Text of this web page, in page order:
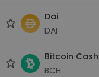
Dai
DAI
Bitcoin Cash
BCH